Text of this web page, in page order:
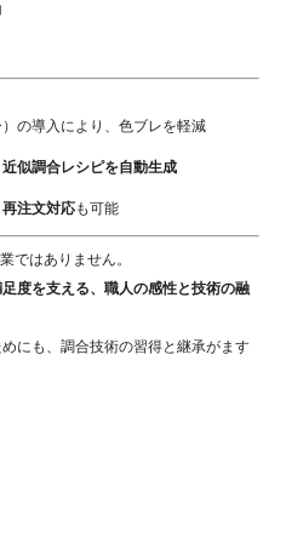
）の導入 により、色ブレを軽減
近似調合レシピを自動生成
再注文対応も可能
ではありません。
足度を支える、職人の感性と技術の融
に も、調合技術の習得と継承がます